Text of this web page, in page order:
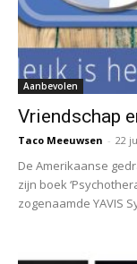
Aanbevolen
Vriendschap
Taco Meeuwsen - 22
De Amerikaanse
zijn boek
zogenaamde YAVIS